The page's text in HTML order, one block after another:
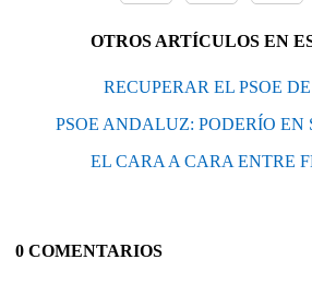
OTROS ARTÍCULOS EN
RECUPERAR EL PSOE
PSOE ANDALUZ: PODERÍO EN
EL CARA A CARA ENTRE
0 COMENTARIOS